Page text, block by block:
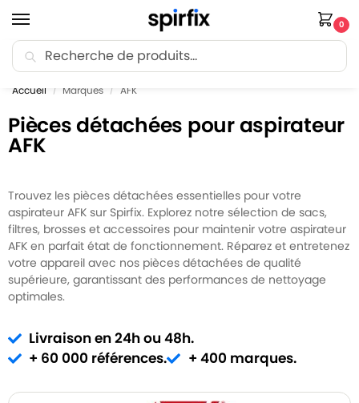
0
🚚 Livraison Point Relais offerte dès 30€ d’achat.
Accueil / Marques / AFK
Pièces détachées pour aspirateur
AFK
Trouvez les pièces détachées essentielles pour votre
aspirateur AFK sur Spirfix. Explorez notre sélection de sacs,
filtres, brosses et accessoires pour maintenir votre aspirateur
AFK en parfait état de fonctionnement. Réparez et entretenez
votre appareil avec nos pièces détachées de qualité
supérieure, garantissant des performances de nettoyage
optimales.
Livraison en 24h ou 48h.
+ 60 000 références.
+ 400 marques.